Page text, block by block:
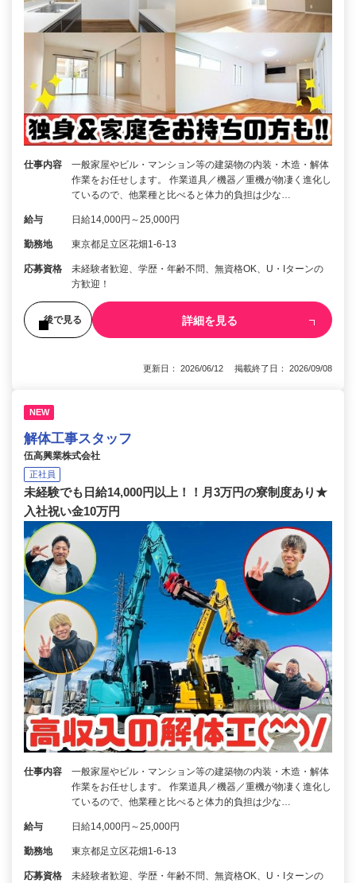
仕事内容
一般家屋やビル・マンション等の建築物の内装・木造・解体
作業をお任せします。 作業道具／機器／重機が物凄く進化し
ているので、他業種と比べると体力的負担は少な…
給与 日給14,000円～25,000円
勤務地 東京都足立区花畑1-6-13
応募資格
未経験者歓迎、学歴・年齢不問、無資格OK、U・Iターンの
方歓迎！
後で見る 詳細を見る
更新日： 2026/06/12 掲載終了日： 2026/09/08
NEW
解体工事スタッフ
伍高興業株式会社
正社員
未経験でも日給14,000円以上！！月3万円の寮制度あり★
入社祝い金10万円
仕事内容
一般家屋やビル・マンション等の建築物の内装・木造・解体
作業をお任せします。 作業道具／機器／重機が物凄く進化し
ているので、他業種と比べると体力的負担は少な…
給与 日給14,000円～25,000円
勤務地 東京都足立区花畑1-6-13
応募資格
未経験者歓迎、学歴・年齢不問、無資格OK、U・Iターンの